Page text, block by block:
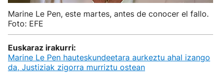
Marine Le Pen, este martes, antes de conocer el fallo.
Foto: EFE
Euskaraz irakurri:
Marine Le Pen hauteskundeetara aurkeztu ahal izango
da, Justiziak zigorra murriztu ostean